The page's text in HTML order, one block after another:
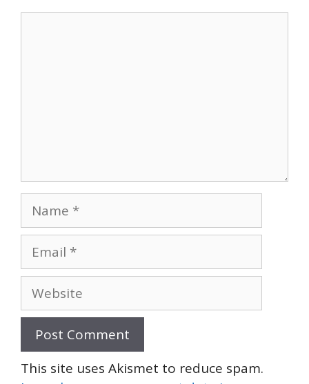
Name
Email
Website
This site uses Akismet to reduce spam.